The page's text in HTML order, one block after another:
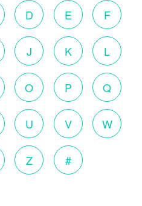
D E F
J K L
O P Q
U V W
Z #